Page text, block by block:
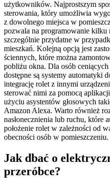
użytkowników. Najprostszym
sterowania, który umożliwia
z dowolnego miejsca w
pozwala na programowanie kilku
szczególnie przydatne w
mieszkań. Kolejną opcją jest
ściennych, które można
pobliżu okna. Dla osób
dostępne są systemy automatyki
integrację rolet z innymi
sterować nimi za pomocą
użyciu asystentów głosowych
Amazon Alexa. Warto również
nasłonecznienia lub ruchu, które
położenie rolet w zależności od
obecności osób w pomieszczeniu.
Jak dbać o
przeróbce?